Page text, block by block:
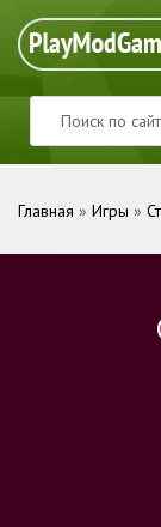
Главная » Игры »